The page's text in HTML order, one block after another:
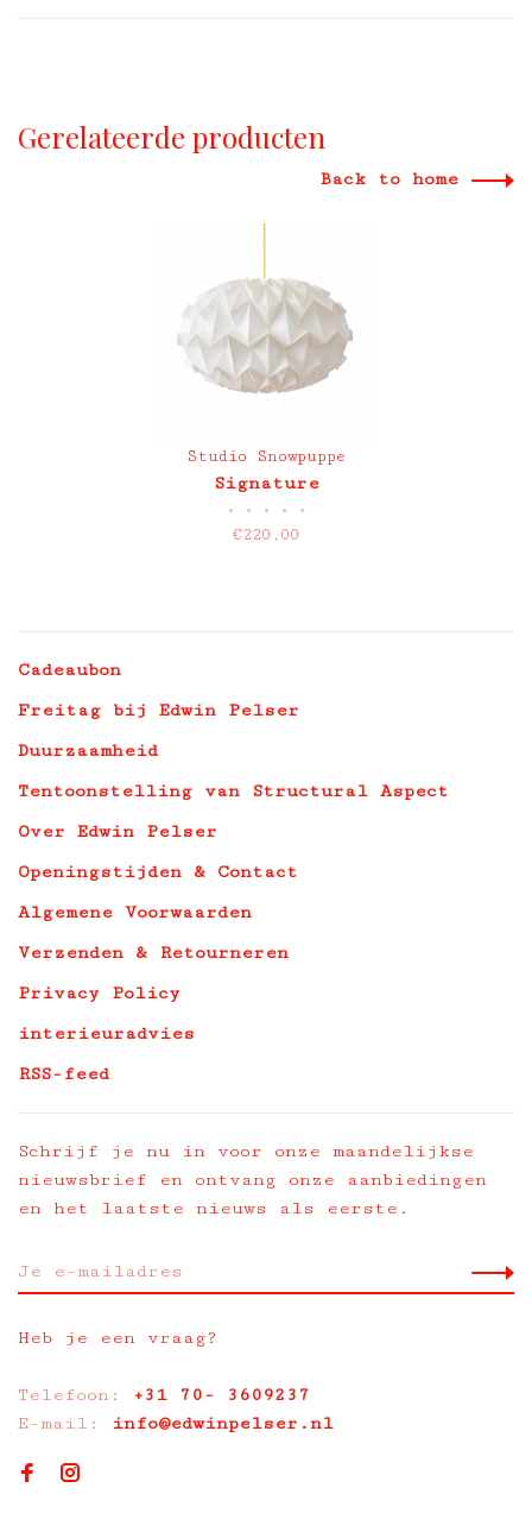
Gerelateerde producten
Back to home
Studio Snowpuppe
Signature
• • • • •
€220,00
Cadeaubon
Freitag bij Edwin Pelser
Duurzaamheid
Tentoonstelling van Structural Aspect
Over Edwin Pelser
Openingstijden & Contact
Algemene Voorwaarden
Verzenden & Retourneren
Privacy Policy
interieuradvies
RSS-feed
Schrijf je nu in voor onze maandelijkse
nieuwsbrief en ontvang onze aanbiedingen
en het laatste nieuws als eerste.
Heb je een vraag?
Telefoon: +31 70- 3609237
E-mail:
info@edwinpelser.nl